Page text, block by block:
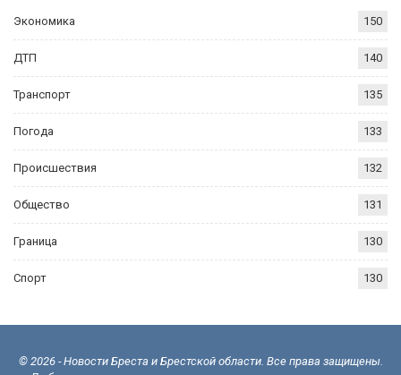
Экономика 150
ДТП 140
Транспорт 135
Погода 133
Происшествия 132
Общество 131
Граница 130
Спорт 130
© 2026 - Новости Бреста и Брестской области. Все права защищены.